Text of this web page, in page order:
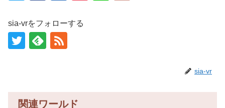
sia-vrをフォローする
sia-vr
関連ワールド